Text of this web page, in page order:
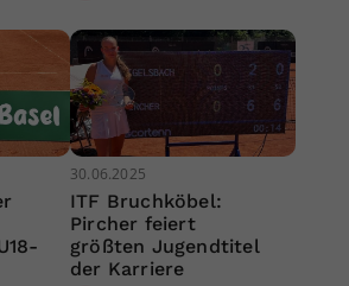
30.06.2025
ITF Bruchköbel:
Pircher feiert
größten Jugendtitel
der Karriere